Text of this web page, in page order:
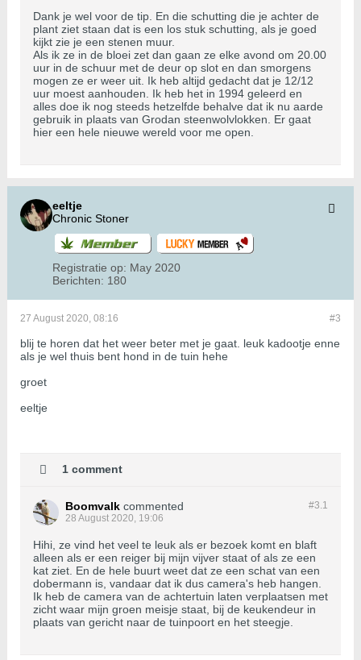
Dank je wel voor de tip. En die schutting die je achter de
plant ziet staan dat is een los stuk schutting, als je goed
kijkt zie je een stenen muur.
Als ik ze in de bloei zet dan gaan ze elke avond om 20.00
uur in de schuur met de deur op slot en dan smorgens
mogen ze er weer uit. Ik heb altijd gedacht dat je 12/12
uur moest aanhouden. Ik heb het in 1994 geleerd en
alles doe ik nog steeds hetzelfde behalve dat ik nu aarde
gebruik in plaats van Grodan steenwolvlokken. Er gaat
hier een hele nieuwe wereld voor me open.
eeltje
Chronic Stoner
Registratie op: May 2020
Berichten: 180
#3
27 August 2020, 08:16
blij te horen dat het weer beter met je gaat. leuk kadootje enne
als je wel thuis bent hond in de tuin hehe
groet
eeltje
1 comment
#3.1
Boomvalk commented
28 August 2020, 19:06
Hihi, ze vind het veel te leuk als er bezoek komt en blaft
alleen als er een reiger bij mijn vijver staat of als ze een
kat ziet. En de hele buurt weet dat ze een schat van een
dobermann is, vandaar dat ik dus camera's heb hangen.
Ik heb de camera van de achtertuin laten verplaatsen met
zicht waar mijn groen meisje staat, bij de keukendeur in
plaats van gericht naar de tuinpoort en het steegje.